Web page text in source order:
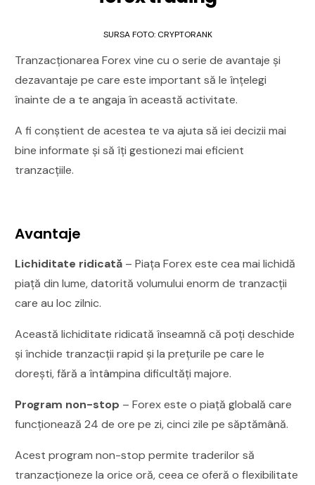
SURSA FOTO: CRYPTORANK
Tranzacționarea Forex vine cu o serie de avantaje și
dezavantaje pe care este important să le înțelegi
înainte de a te angaja în această activitate.
A fi conștient de acestea te va ajuta să iei decizii mai
bine informate și să îți gestionezi mai eficient
tranzacțiile.
Avantaje
Lichiditate ridicată – Piața Forex este cea mai lichidă
piață din lume, datorită volumului enorm de tranzacții
care au loc zilnic.
Această lichiditate ridicată înseamnă că poți deschide
și închide tranzacții rapid și la prețurile pe care le
dorești, fără a întâmpina dificultăți majore.
Program non-stop – Forex este o piață globală care
funcționează 24 de ore pe zi, cinci zile pe săptămână.
Acest program non-stop permite traderilor să
tranzacționeze la orice oră, ceea ce oferă o flexibilitate